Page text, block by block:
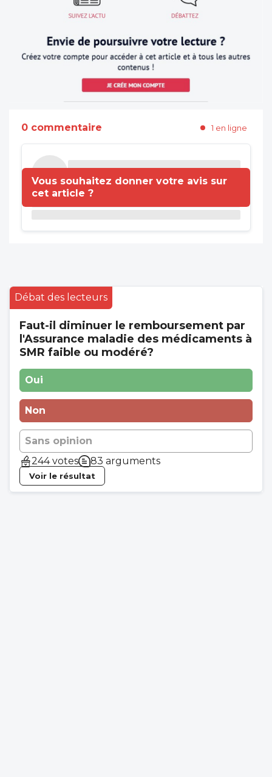
0 commentaire 1 en ligne
Vous souhaitez donner votre avis sur
cet article ?
Débat des lecteurs
Faut-il diminuer le remboursement par
l'Assurance maladie des médicaments à
SMR faible ou modéré?
Oui
Non
Sans opinion
244 votes
83 arguments
Voir le résultat